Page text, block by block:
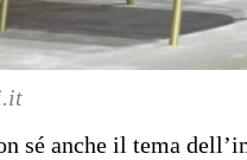
sé anche il tema